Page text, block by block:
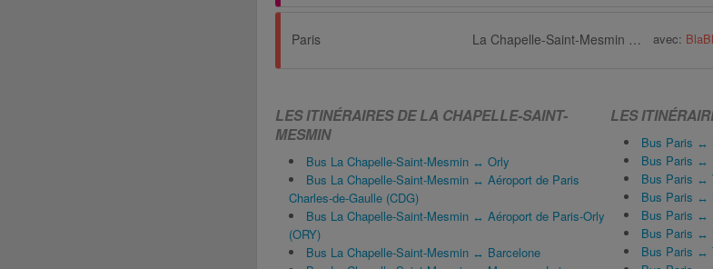
Paris La Chapelle-Saint-Mesmin via Orléans avec:
LES ITINÉRAIRES DE LA CHAPELLE-SAINT-
MESMIN
Bus La Chapelle-Saint-Mesmin ↔ Orly
Bus La Chapelle-Saint-Mesmin ↔ Aéroport de Paris
Charles-de-Gaulle (CDG)
Bus La Chapelle-Saint-Mesmin ↔ Aéroport de Paris-Orly
(ORY)
Bus La Chapelle-Saint-Mesmin ↔ Barcelone
LES
Bus Paris ↔
Bus Paris ↔
Bus Paris ↔
Bus Paris ↔
Bus Paris ↔
Bus Paris ↔
Bus Paris ↔